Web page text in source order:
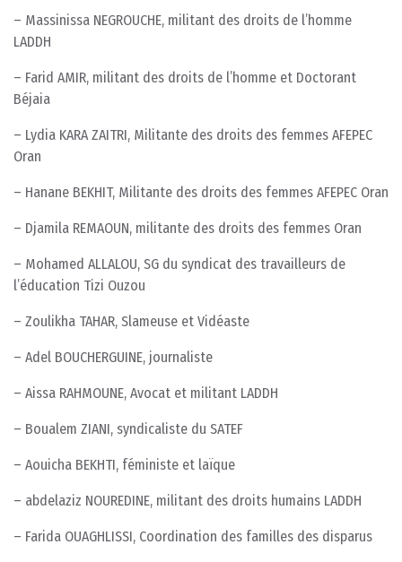
– Massinissa NEGROUCHE, militant des droits de l’homme
LADDH
– Farid AMIR, militant des droits de l’homme et Doctorant
Béjaia
– Lydia KARA ZAITRI, Militante des droits des femmes AFEPEC
Oran
– Hanane BEKHIT, Militante des droits des femmes AFEPEC Oran
– Djamila REMAOUN, militante des droits des femmes Oran
– Mohamed ALLALOU, SG du syndicat des travailleurs de
l’éducation Tizi Ouzou
– Zoulikha TAHAR, Slameuse et Vidéaste
– Adel BOUCHERGUINE, journaliste
– Aissa RAHMOUNE, Avocat et militant LADDH
– Boualem ZIANI, syndicaliste du SATEF
– Aouicha BEKHTI, féministe et laïque
– abdelaziz NOUREDINE, militant des droits humains LADDH
– Farida OUAGHLISSI, Coordination des familles des disparus